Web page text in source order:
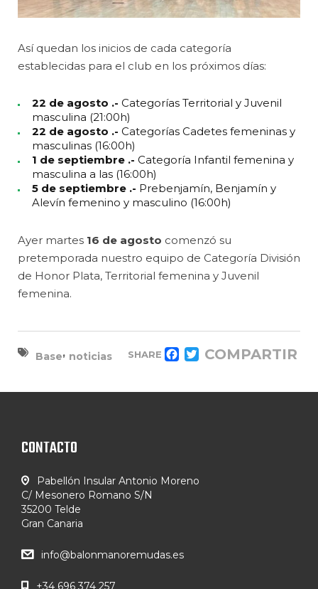
Así quedan los inicios de cada categoría
establecidas para el club en los próximos días:
22 de agosto .- Categorías Territorial y Juvenil
masculina (21:00h)
22 de agosto .- Categorías Cadetes femeninas y
masculinas (16:00h)
1 de septiembre .- Categoría Infantil femenina y
masculina a las (16:00h)
5 de septiembre .- Prebenjamín, Benjamín y
Alevín femenino y masculino (16:00h)
Ayer martes 16 de agosto comenzó su
pretemporada nuestro equipo de Categoría División
de Honor Plata, Territorial femenina y Juvenil
femenina.
Base, noticias SHARE FACEBOOK
TWITTER
COMPARTIR
CONTACTO
Pabellón Insular Antonio Moreno
C/ Mesonero Romano S/N
35200 Telde
Gran Canaria
info@balonmanoremudas.es
+34 696 374 257